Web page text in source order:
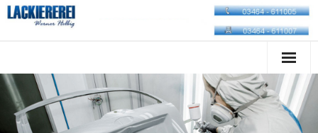
Startseite
Unternehmen